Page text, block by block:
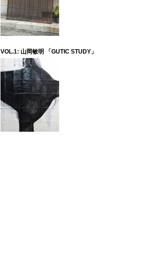
VOL.1: 山岡敏明 「GUTIC STUDY」